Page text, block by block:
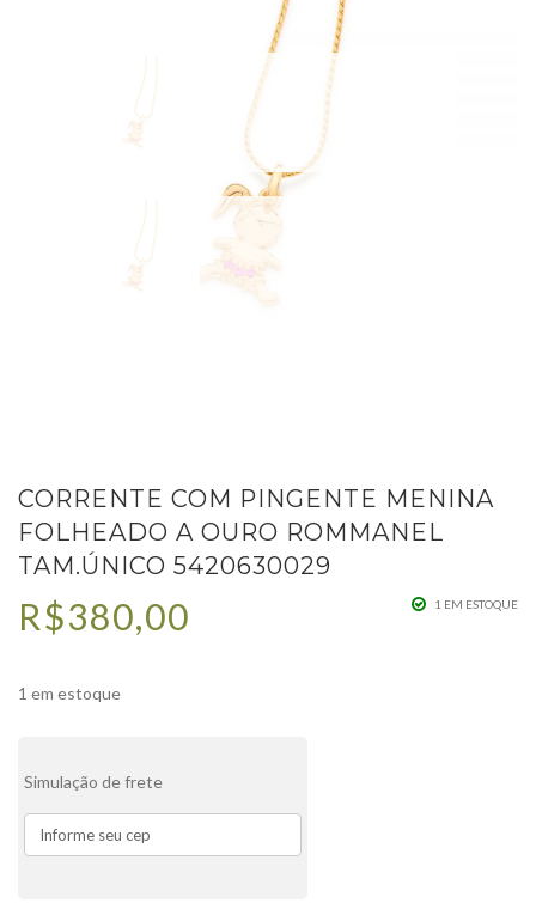
CORRENTE COM PINGENTE MENINA
FOLHEADO A OURO ROMMANEL
TAM.ÚNICO 5420630029
1 EM ESTOQUE
R$380,00
1 em estoque
Simulação de frete